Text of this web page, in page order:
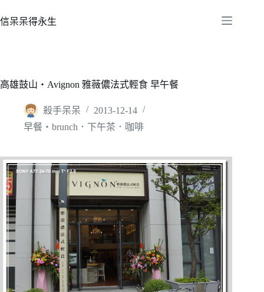
至
容
信呆呆得永生
高雄鼓山‧Avignon 雅薇儂法式輕食 早午餐
殺手呆呆
2013-12-14
早餐‧brunch．下午茶．咖啡